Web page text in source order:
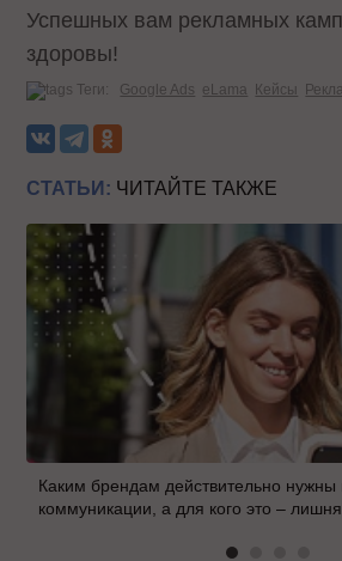
Успешных вам рекламных
здоровы!
Теги: Google Ads eLama Кейсы
СТАТЬИ: ЧИТАЙТЕ ТАКЖЕ
Каким брендам действительно нужны
коммуникации, а для кого это –